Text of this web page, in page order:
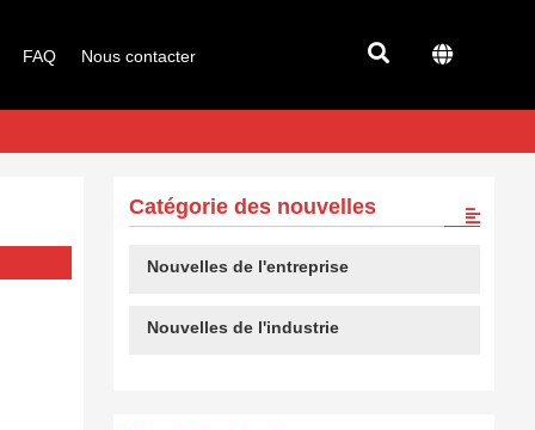
FAQ Nous contacter
Catégorie des nouvelles
Nouvelles de l'entreprise
Nouvelles de l'industrie